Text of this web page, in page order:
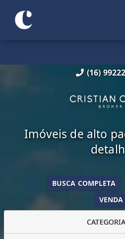
(16)
Imóveis de alto
VENDA
BUSCA COMPLETA